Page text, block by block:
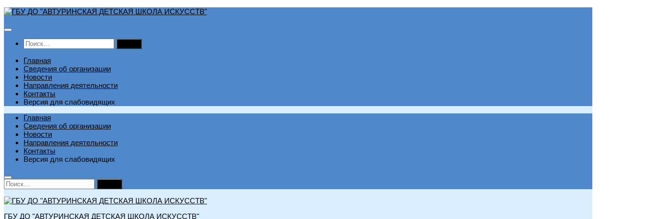
Перейти
содержимому
Найти:
Главная
Сведения об организации
Новости
Направления деятельности
Контакты
Версия для слабовидящих
Главная
Сведения об организации
Новости
Направления деятельности
Контакты
Версия для слабовидящих
Найти:
ГБУ ДО "АВТУРИНСКАЯ ДЕТСКАЯ ШКОЛА ИСКУССТВ"